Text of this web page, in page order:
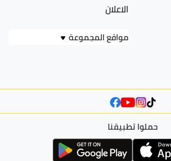
الاعلان
مواقع المجموعة
حملوا تطبيقنا